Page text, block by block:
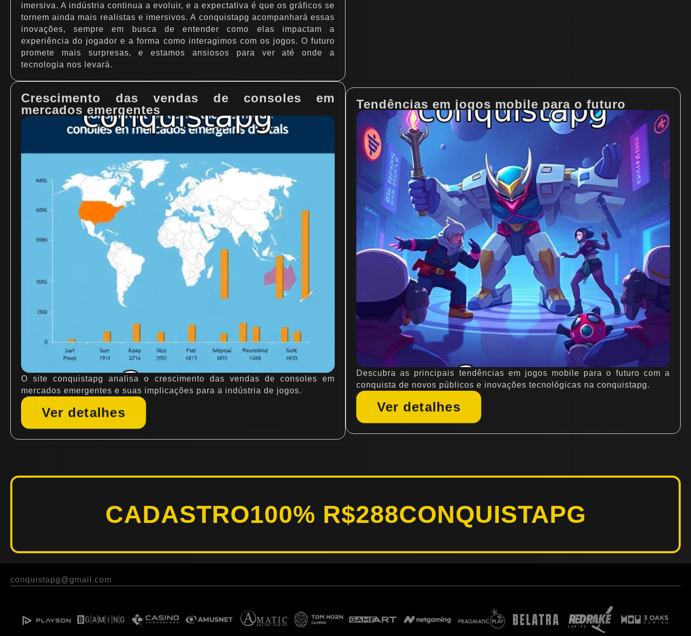
imersiva. A indústria continua a evoluir, e a expectativa é que os gráficos se
tornem ainda mais realistas e imersivos. A conquistapg acompanhará essas
inovações, sempre em busca de entender como elas impactam a
experiência do jogador e a forma como interagimos com os jogos. O futuro
promete mais surpresas, e estamos ansiosos para ver até onde a
tecnologia nos levará.
Crescimento das vendas de consoles em
mercados emergentes
O site conquistapg analisa o crescimento das vendas de consoles em
mercados emergentes e suas implicações para a indústria de jogos.
Ver detalhes
Tendências em jogos mobile para o futuro
Descubra as principais tendências em jogos mobile para o futuro com a
conquista de novos públicos e inovações tecnológicas na conquistapg.
Ver detalhes
CADASTRO100% R$288CONQUISTAPG
conquistapg@gmail.com